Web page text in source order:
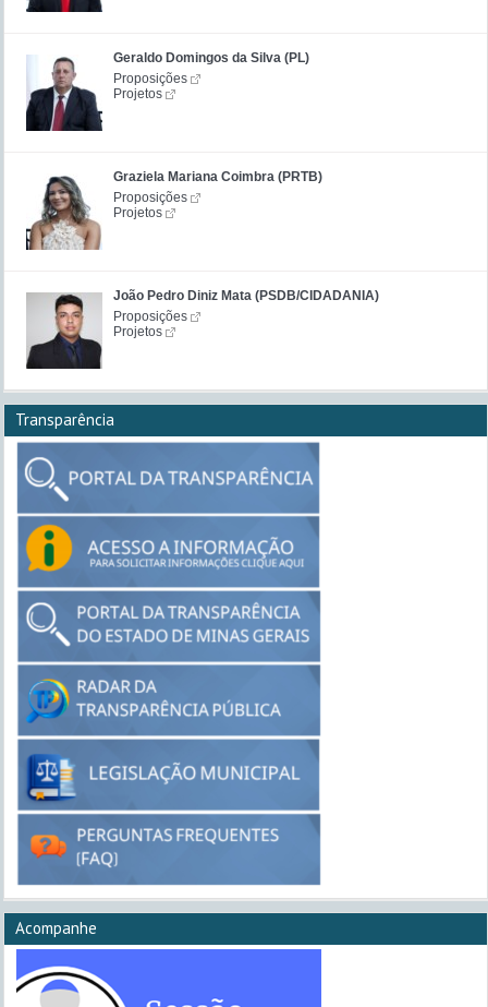
Geraldo Domingos da Silva (PL)
Proposições
Projetos
Graziela Mariana Coimbra (PRTB)
Proposições
Projetos
João Pedro Diniz Mata (PSDB/CIDADANIA)
Proposições
Projetos
Acompanhe
Transparência